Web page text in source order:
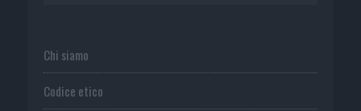
Chi siamo
Codice etico